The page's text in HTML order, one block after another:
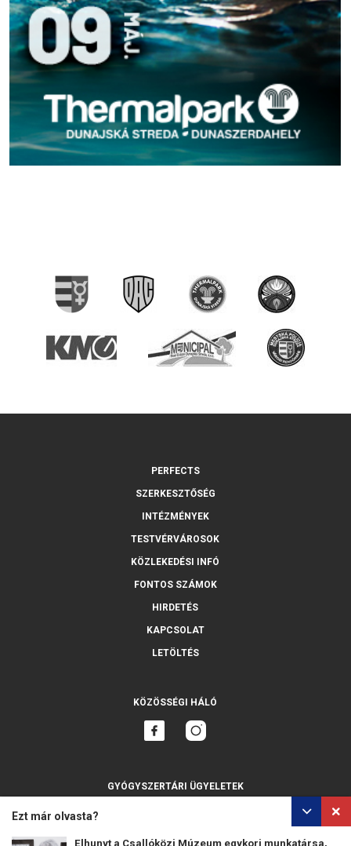
Ezt már olvasta?
Elhunyt a Csallóközi Múzeum egykori munkatársa,
PERFECTS
SZERKESZTŐSÉG
INTÉZMÉNYEK
TESTVÉRVÁROSOK
KÖZLEKEDÉSI INFÓ
FONTOS SZÁMOK
HIRDETÉS
KAPCSOLAT
LETÖLTÉS
KÖZÖSSÉGI HÁLÓ
GYÓGYSZERTÁRI ÜGYELETEK